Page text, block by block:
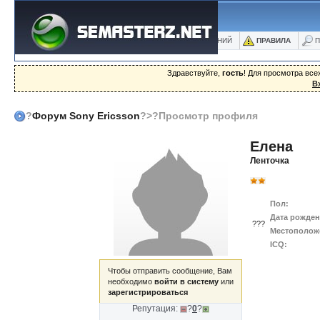
ФОРУМ БЛОГИ ФОТО БАЗА ЗНАНИЙ ПРАВИЛА
Здравствуйте, гость! Для просмотра
?Форум Sony Ericsson?>?Просмотр профиля
Чтобы отправить сообщение, Вам
необходимо войти в систему или
зарегистрироваться
Репутация: ?0?
Елена
Ленточка
???
Пол:
Дата
ICQ: